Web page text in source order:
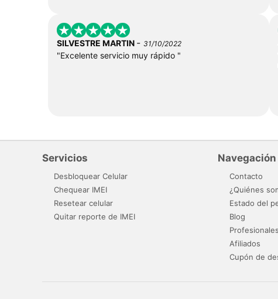
SILVESTRE MARTIN - 31/10/2022
"Excelente servicio muy rápido "
Servicios
Desbloquear Celular
Chequear IMEI
Resetear celular
Quitar reporte de IMEI
Navegación
Contacto
¿Quiénes
Estado del
Blog
Profesionales
Afiliados
Cupón de